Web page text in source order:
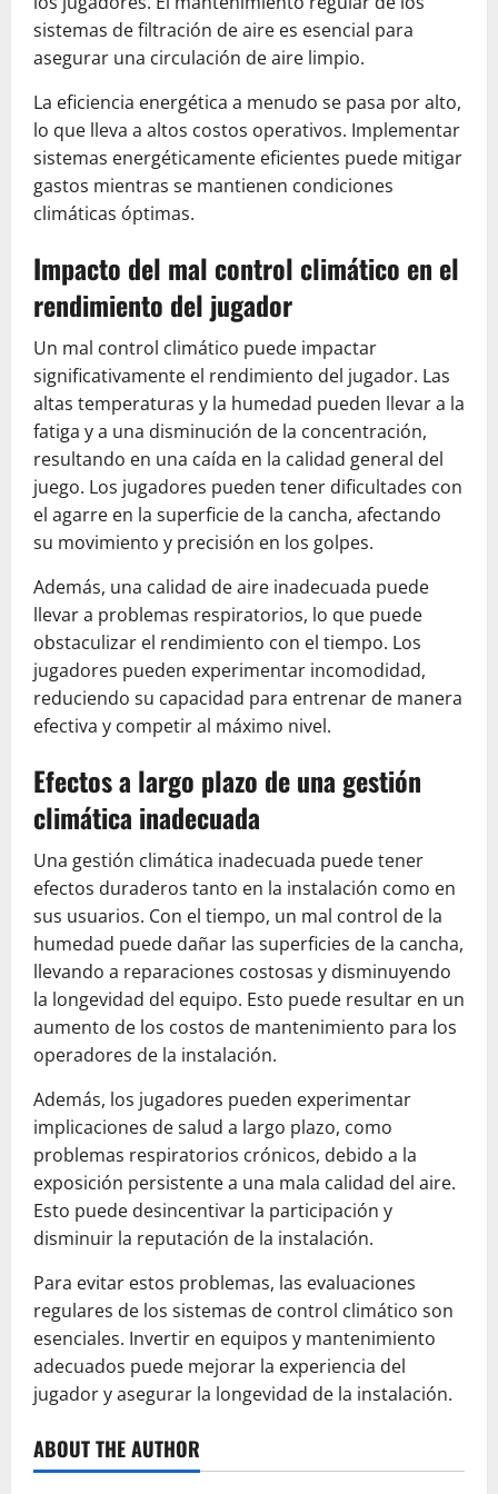
sistemas de filtración de aire es esencial para
asegurar una circulación de aire limpio.
La eficiencia energética a menudo se pasa por alto,
lo que lleva a altos costos operativos. Implementar
sistemas energéticamente eficientes puede mitigar
gastos mientras se mantienen condiciones
climáticas óptimas.
Impacto del mal control climático en el
rendimiento del jugador
Un mal control climático puede impactar
significativamente el rendimiento del jugador. Las
altas temperaturas y la humedad pueden llevar a la
fatiga y a una disminución de la concentración,
resultando en una caída en la calidad general del
juego. Los jugadores pueden tener dificultades con
el agarre en la superficie de la cancha, afectando
su movimiento y precisión en los golpes.
Además, una calidad de aire inadecuada puede
llevar a problemas respiratorios, lo que puede
obstaculizar el rendimiento con el tiempo. Los
jugadores pueden experimentar incomodidad,
reduciendo su capacidad para entrenar de manera
efectiva y competir al máximo nivel.
Efectos a largo plazo de una gestión
climática inadecuada
Una gestión climática inadecuada puede tener
efectos duraderos tanto en la instalación como en
sus usuarios. Con el tiempo, un mal control de la
humedad puede dañar las superficies de la cancha,
llevando a reparaciones costosas y disminuyendo
la longevidad del equipo. Esto puede resultar en un
aumento de los costos de mantenimiento para los
operadores de la instalación.
Además, los jugadores pueden experimentar
implicaciones de salud a largo plazo, como
problemas respiratorios crónicos, debido a la
exposición persistente a una mala calidad del aire.
Esto puede desincentivar la participación y
disminuir la reputación de la instalación.
Para evitar estos problemas, las evaluaciones
regulares de los sistemas de control climático son
esenciales. Invertir en equipos y mantenimiento
adecuados puede mejorar la experiencia del
jugador y asegurar la longevidad de la instalación.
ABOUT THE AUTHOR